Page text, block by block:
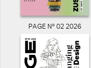
PAGE N° 02 2026